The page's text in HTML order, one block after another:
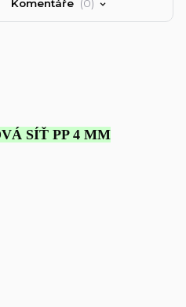
Komentáře 0
SÍŤ PP 4 MM